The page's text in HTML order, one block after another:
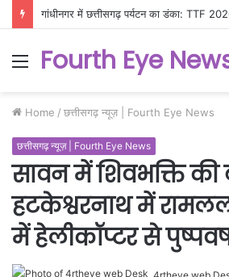
Menu
Fourth Eye
Home / छत्तीसगढ़ न्यूज़ | Fourth Eye News
छत्तीसगढ़ न्यूज़ | Fourth Eye News
सावन में शिवभक्ति की
हटकेश्वरनाथ में
में हेलीकॉप्टर से